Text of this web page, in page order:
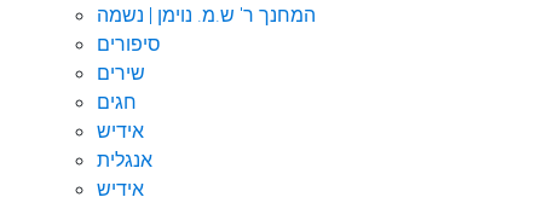
המחנך ר' ש.מ. נוימן | נשמה
סיפורים
שירים
חגים
אידיש
אנגלית
אידיש